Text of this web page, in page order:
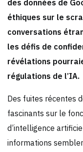
des données de
éthiques sur le
conversations
les défis de
révélations
régulations de l’IA.
Des fuites récentes
fascinants sur le
d’intelligence
informations